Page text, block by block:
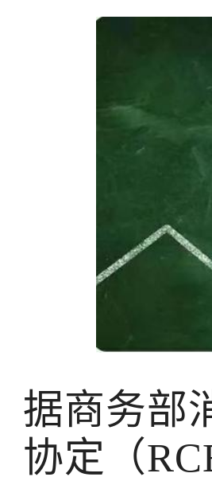
据商务部
协定（